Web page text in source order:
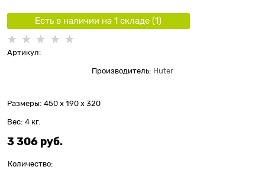
Есть в наличии на 1 складe (1)
Артикул:
Производитель: Huter
Размеры: 450 x 190 x 320
Вес: 4 кг.
3 306 руб.
Количество: